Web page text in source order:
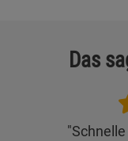
Das